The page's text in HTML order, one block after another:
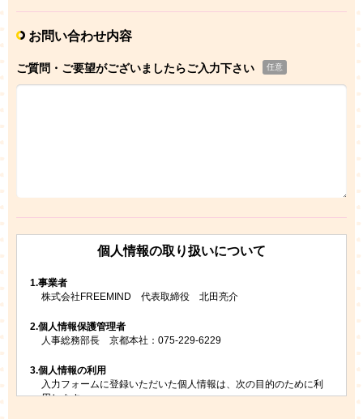
お問い合わせ内容
ご質問・ご要望がございましたらご入力下さい 任意
個人情報の取り扱いについて
1.事業者
株式会社FREEMIND 代表取締役 北田亮介
2.個人情報保護管理者
人事総務部長 京都本社：075-229-6229
3.個人情報の利用
入力フォームに登録いただいた個人情報は、次の目的のために利
用します。